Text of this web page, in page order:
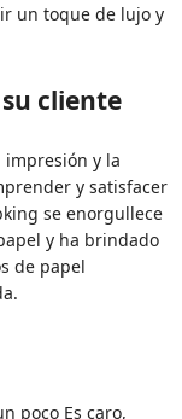
un toque de lujo y
cliente
impresión y la
y satisfacer
se enorgullece
y ha brindado
de papel
poco Es caro,